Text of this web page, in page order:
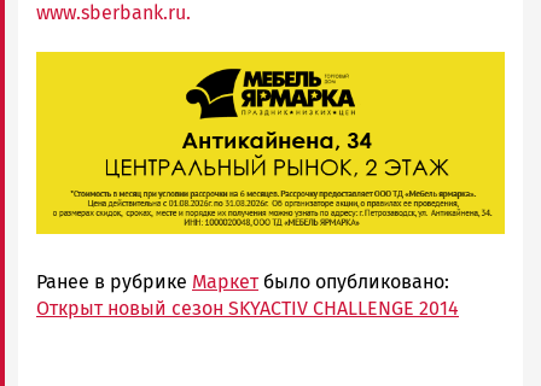
www.sberbank.ru.
Ранее в рубрике Маркетбыло опубликовано:
Открыт новый сезон SKYACTIV CHALLENGE 2014